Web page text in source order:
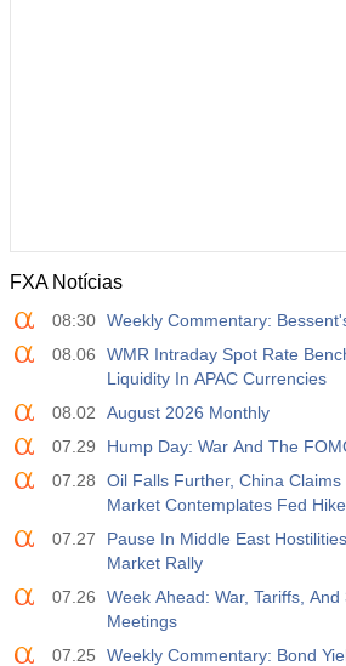
FXA Notícias
08:30 Weekly Commentary:
08.06
WMR Intraday Spot Rate
Liquidity In APAC Currencies
08.02
August 2026 Monthly
07.29
Hump Day: War And The
07.28
Oil Falls Further, China
Market Contemplates Fed
07.27
Pause In Middle East
Market Rally
07.26
Week Ahead: War, Tariffs,
Meetings
07.25
Weekly Commentary: Bond